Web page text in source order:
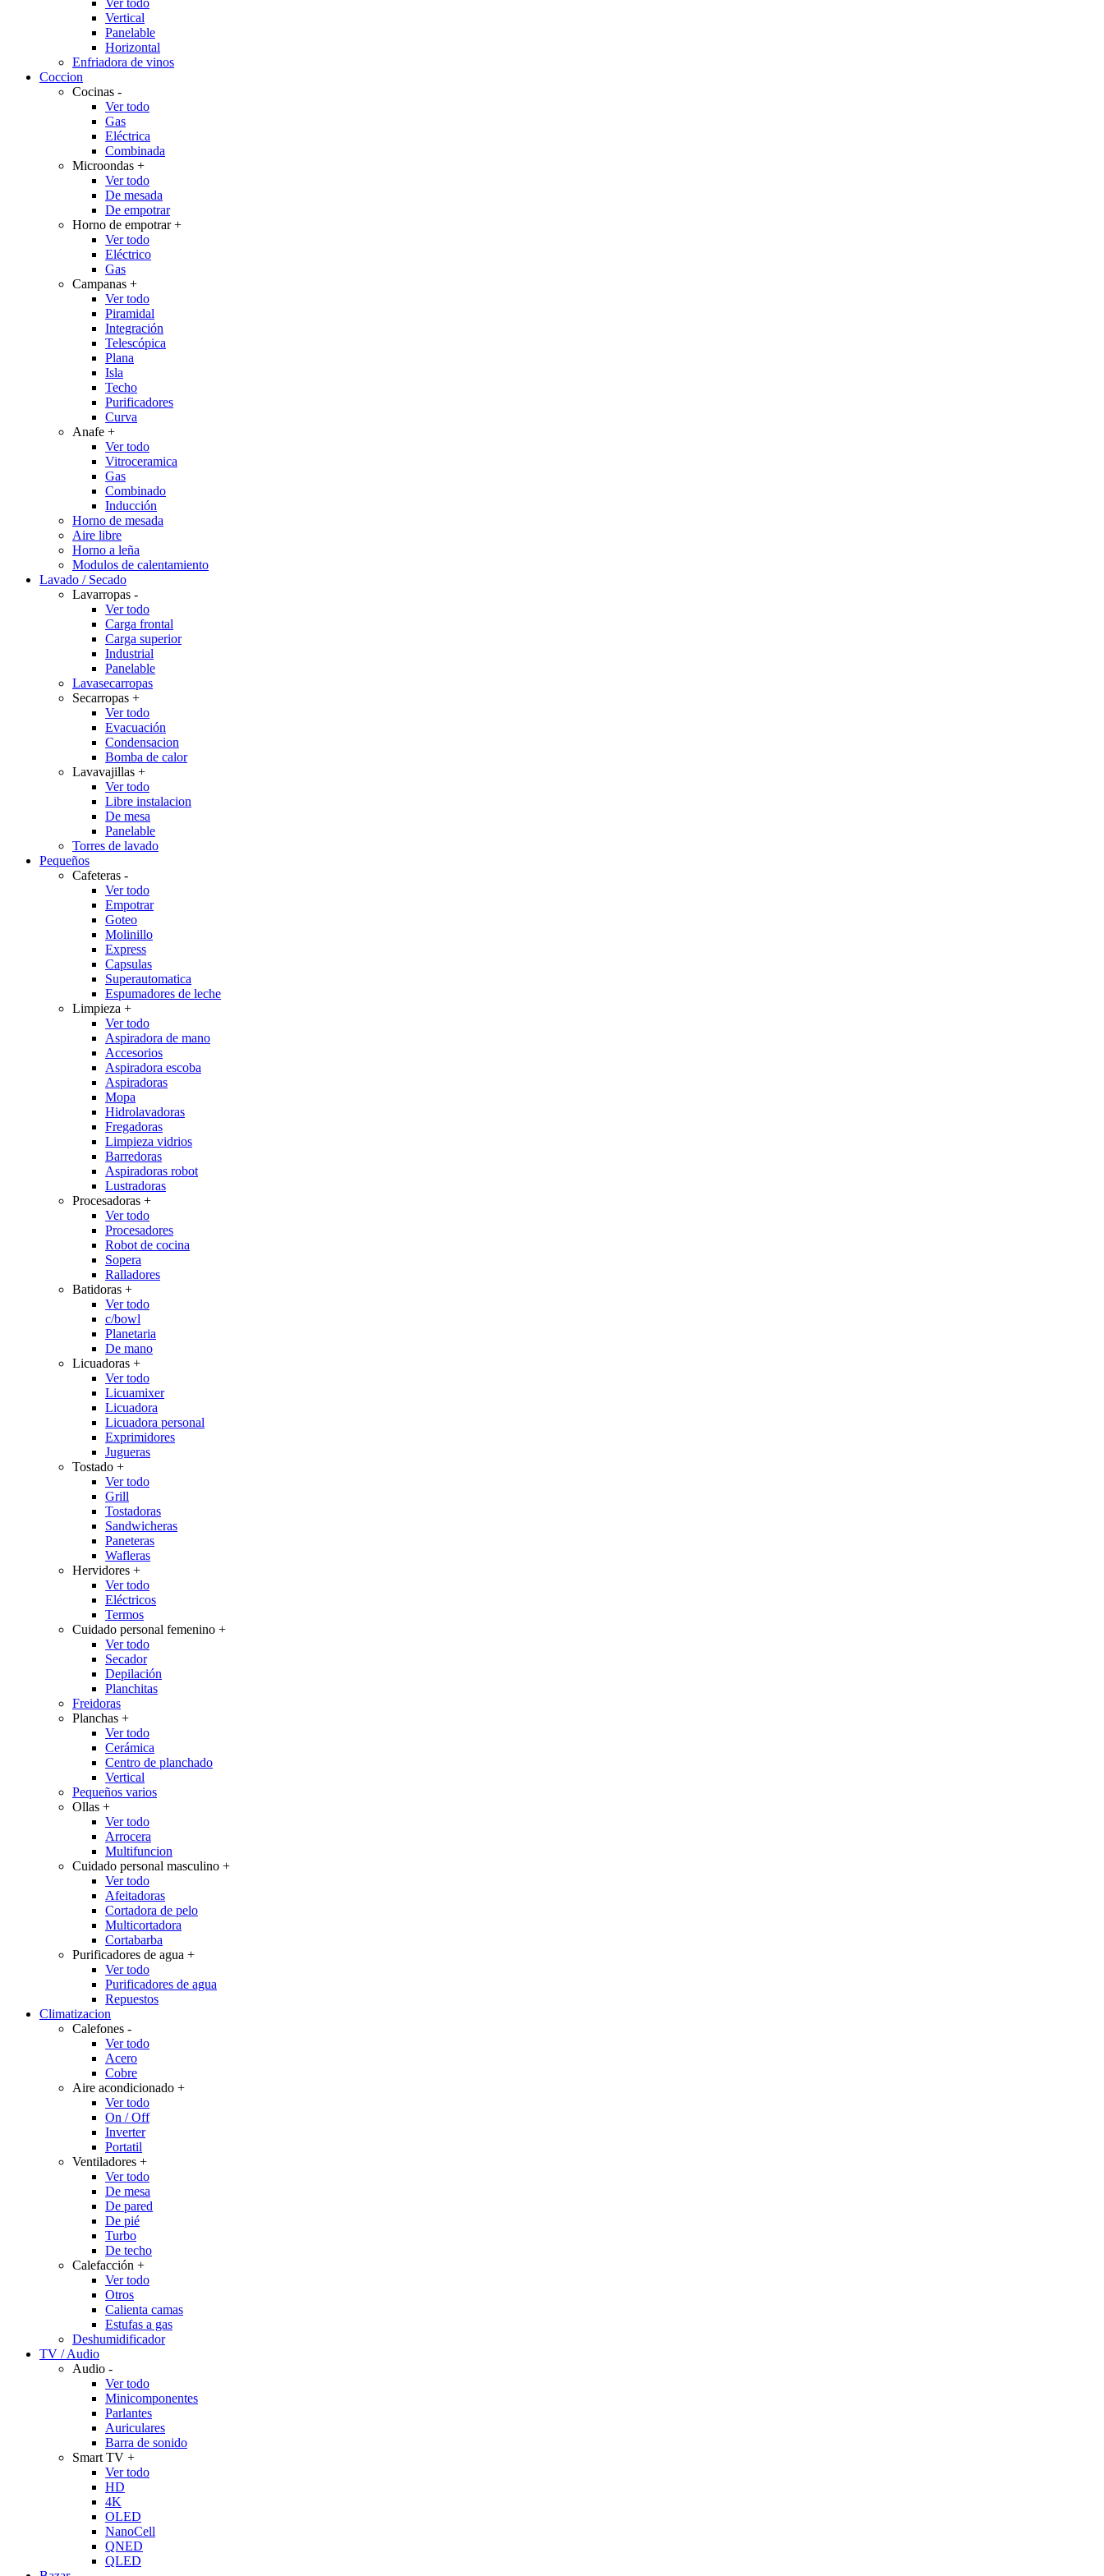
Ver todo
Vertical
Panelable
Horizontal
Enfriadora de vinos
Coccion
Cocinas -
Ver todo
Gas
Eléctrica
Combinada
Microondas +
Ver todo
De mesada
De empotrar
Horno de empotrar+
Ver todo
Eléctrico
Gas
Campanas +
Ver todo
Piramidal
Integración
Telescópica
Plana
Isla
Techo
Purificadores
Curva
Anafe +
Ver todo
Vitroceramica
Gas
Combinado
Inducción
Horno de mesada
Aire libre
Horno a leña
Modulos de calentamiento
Lavado / Secado
Lavarropas -
Ver todo
Carga frontal
Carga superior
Industrial
Panelable
Lavasecarropas
Secarropas +
Ver todo
Evacuación
Condensacion
Bomba de calor
Lavavajillas +
Ver todo
Libre instalacion
De mesa
Panelable
Torres de lavado
Pequeños
Cafeteras -
Ver todo
Empotrar
Goteo
Molinillo
Express
Capsulas
Superautomatica
Espumadores de leche
Limpieza +
Ver todo
Aspiradora de mano
Accesorios
Aspiradora escoba
Aspiradoras
Mopa
Hidrolavadoras
Fregadoras
Limpieza vidrios
Barredoras
Aspiradoras robot
Lustradoras
Procesadoras +
Ver todo
Procesadores
Robot de cocina
Sopera
Ralladores
Batidoras +
Ver todo
c/bowl
Planetaria
De mano
Licuadoras +
Ver todo
Licuamixer
Licuadora
Licuadora personal
Exprimidores
Jugueras
Tostado +
Ver todo
Grill
Tostadoras
Sandwicheras
Paneteras
Wafleras
Hervidores +
Ver todo
Eléctricos
Termos
Cuidado personal femenino +
Ver todo
Secador
Depilación
Planchitas
Freidoras
Planchas +
Ver todo
Cerámica
Centro de planchado
Vertical
Pequeños varios
Ollas +
Ver todo
Arrocera
Multifuncion
Cuidado personal masculino +
Ver todo
Afeitadoras
Cortadora de pelo
Multicortadora
Cortabarba
Purificadores de agua +
Ver todo
Purificadores de agua
Repuestos
Climatizacion
Calefones -
Ver todo
Acero
Cobre
Aire acondicionado +
Ver todo
On / Off
Inverter
Portatil
Ventiladores +
Ver todo
De mesa
De pared
De pié
Turbo
De techo
Calefacción +
Ver todo
Otros
Calienta camas
Estufas a gas
Deshumidificador
TV / Audio
Audio -
Ver todo
Minicomponentes
Parlantes
Auriculares
Barra de sonido
Smart TV +
Ver todo
HD
4K
OLED
NanoCell
QNED
QLED